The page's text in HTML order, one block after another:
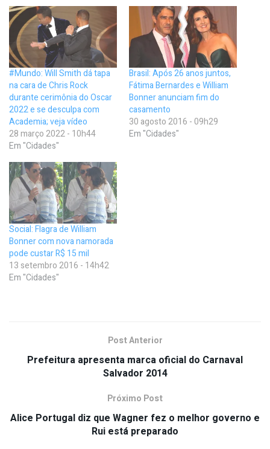
#Mundo: Will Smith dá tapa
na cara de Chris Rock
durante cerimônia do Oscar
2022 e se desculpa com
Academia; veja vídeo
28 março 2022 - 10h44
Em "Cidades"
Brasil: Após 26 anos juntos,
Fátima Bernardes e William
Bonner anunciam fim do
casamento
30 agosto 2016 - 09h29
Em "Cidades"
Social: Flagra de William
Bonner com nova namorada
pode custar R$ 15 mil
13 setembro 2016 - 14h42
Em "Cidades"
Post Anterior
Prefeitura apresenta marca oficial do Carnaval
Salvador 2014
Próximo Post
Alice Portugal diz que Wagner fez o melhor governo e
Rui está preparado